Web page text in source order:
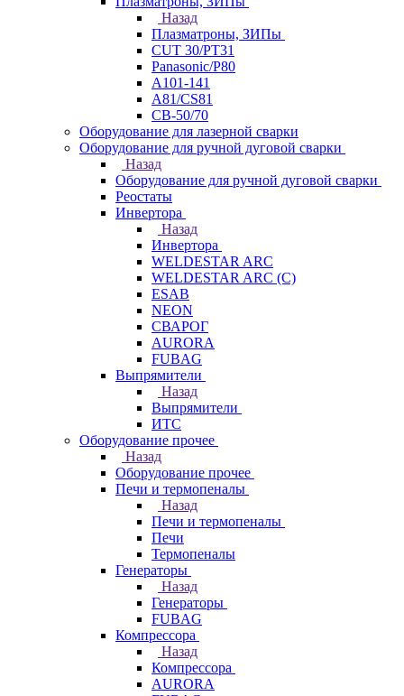
Назад
Плазматроны, ЗИПы
CUT 30/PT31
Panasonic/P80
А101-141
А81/CS81
СВ-50/70
Оборудование для лазерной сварки
Оборудование для ручной дуговой сварки
Назад
Оборудование для ручной дуговой сварки
Реостаты
Инвертора
Назад
Инвертора
WELDESTAR ARC
WELDESTAR ARC (С)
ESAB
NEON
СВАРОГ
AURORA
FUBAG
Выпрямители
Назад
Выпрямители
ИТС
Оборудование прочее
Назад
Оборудование прочее
Печи и термопеналы
Назад
Печи и термопеналы
Печи
Термопеналы
Генераторы
Назад
Генераторы
FUBAG
Компрессора
Назад
Компрессора
AURORA